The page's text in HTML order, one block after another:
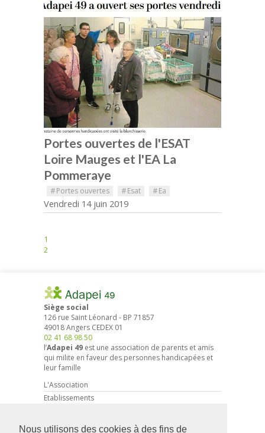
Nous utilisons des cookies à des fins de
Portes ouvertes de l'ESAT
Loire Mauges et l'EA La
Pommeraye
#Portes ouvertes #Esat #Ea
Vendredi 14 juin 2019
1
2
Siège social
126 rue Saint Léonard - BP 71857
49018Angers CEDEX 01
02 41 68 98 50
l’Adapei 49 est une association de parents et amis
qui milite en faveur des personnes handicapées et
leur famille
L'Association
Etablissements
Actions associatives